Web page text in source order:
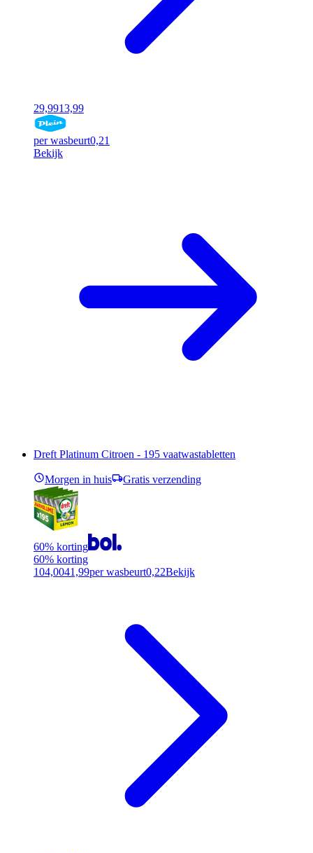
29,9913,99
per wasbeurt0,21
Bekijk
Dreft Platinum Citroen - 195 vaatwastabletten
Morgen in huis Gratis verzending
60% korting
60% korting
104,0041,99per wasbeurt0,22Bekijk